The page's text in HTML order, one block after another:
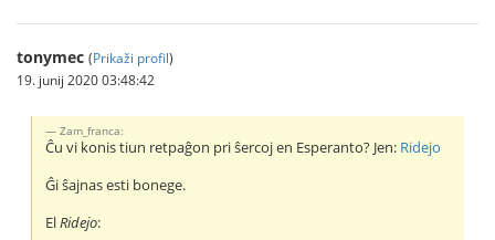
tonymec (Prikaži profil)
19. junij 2020 03:48:42
Zam_franca:
Ĉu vi konis tiun retpaĝon pri ŝercoj en Esperanto? Jen: Ridejo
Ĝi ŝajnas esti bonege.
ElRidejo: